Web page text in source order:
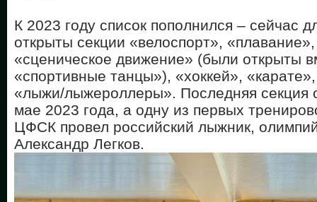
К 2023 году список пополнился – сейчас
открыты секции «велоспорт»,
«сценическое движение» (были открыты
«спортивные танцы»), «хоккей»,
«лыжи/лыжероллеры». Последняя секция
мае 2023 года, а одну из первых
ЦФСК провел российский лыжник,
Александр Легков.